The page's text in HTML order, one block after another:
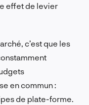
effet de levier
c’est que les
en commun :
de plate-forme.